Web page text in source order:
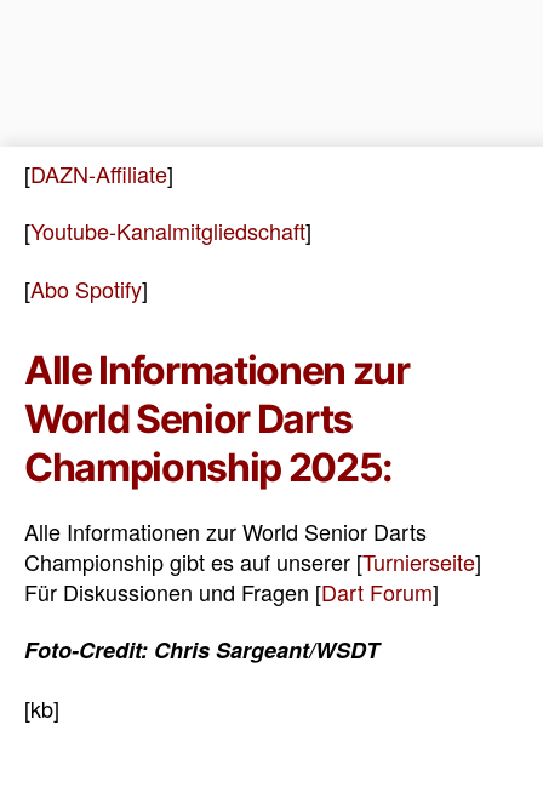
[DAZN-Affiliate]
[Youtube-Kanalmitgliedschaft]
[Abo Spotify]
Alle Informationen zur
World Senior Darts
Championship 2025:
Alle Informationen zur World Senior Darts
Championship gibt es auf unserer [Turnierseite]
Für Diskussionen und Fragen [Dart Forum]
Foto-Credit: Chris Sargeant/WSDT
[kb]